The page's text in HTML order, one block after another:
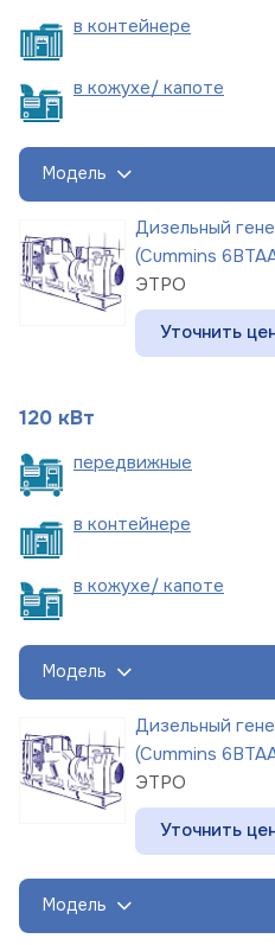
в контейнере
в кожухе/ капоте
Модель
Дизельный
(Cummins
ЭТРО
Уточнить
120 кВт
передвижные
в контейнере
в кожухе/ капоте
Модель
Дизельный
(Cummins
ЭТРО
Уточнить
Модель